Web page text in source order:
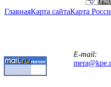
ГлавнаяКарта сайтаКарта
E-mail: